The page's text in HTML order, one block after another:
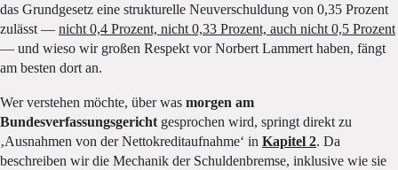
das Grundgesetz eine strukturelle Neuverschuldung von 0,35 Prozent
zulässt — nicht 0,4 Prozent, nicht 0,33 Prozent, auch nicht 0,5 Prozent
— und wieso wir großen Respekt vor Norbert Lammert haben, fängt
am besten dort an.
Wer verstehen möchte, über was morgen am
Bundesverfassungsgerichtgesprochen wird, springt direkt zu
‚Ausnahmen von der Nettokreditaufnahme‘ in Kapitel 2. Da
beschreiben wir die Mechanik der Schuldenbremse, inklusive wie sie